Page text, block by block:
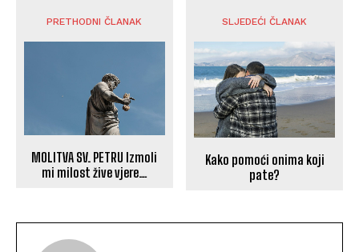
PRETHODNI ČLANAK
MOLITVA SV. PETRU Izmoli
mi milost žive vjere…
SLJEDEĆI ČLANAK
Kako pomoći onima koji
pate?